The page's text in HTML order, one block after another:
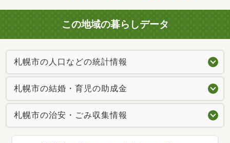
この地域の暮らしデータ
札幌市の人口などの統計情報
札幌市の結婚・育児の助成金
札幌市の治安・ごみ収集情報